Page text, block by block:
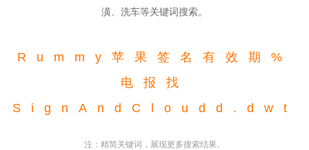
潢、洗车等关键词搜索。
R u m m y 苹 果 签 名 有 效 期
%
电
报
找
S
i g n A n d C o u d d . d w t
注：精简关键词，展现更多搜索结果。